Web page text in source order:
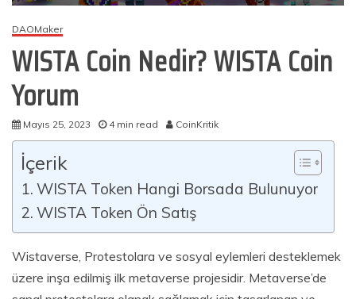
DAOMaker
WISTA Coin Nedir? WISTA Coin
Yorum
Mayıs 25, 2023 4 min read CoinKritik
İçerik
WISTA Token Hangi Borsada Bulunuyor
WISTA Token Ön Satış
Wistaverse, Protestolara ve sosyal eylemleri desteklemek
üzere inşa edilmiş ilk metaverse projesidir. Metaverse’de